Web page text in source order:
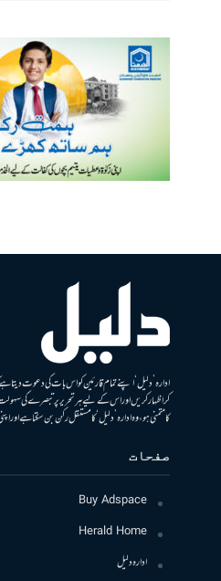
ادارہ ’دلیل‘ اپنے تمام قارئین کو اس بات کی دعوت دیتا
کر اظہار کریں اور اس کے لیے ہر تحریر پر تبصرے کی
کا متمنی ہو، وہ ادارہ ’دلیل‘ کا مستقل رکن بن سکتا ہے
صفحات
Buy Adspace
Herald Home
ادارہ دلیل